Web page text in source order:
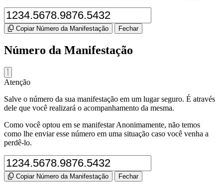
Copiar Número da Manifestação Fechar
Número da Manifestação
Atenção
Salve o número da sua manifestação em um lugar seguro. É através
dele que você realizará o acompanhamento da mesma.
Como você optou em se manifestar Anonimamente, não temos
como lhe enviar esse número em uma situação caso você venha a
perdê-lo.
Copiar Número da Manifestação Fechar